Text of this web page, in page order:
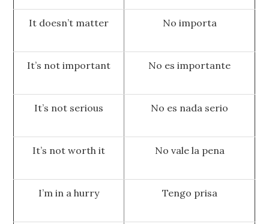
It doesn’t matter No importa
It’s not important No es importante
It’s not serious No es nada serio
It’s not worth it No vale la pena
I’m in a hurry Tengo prisa